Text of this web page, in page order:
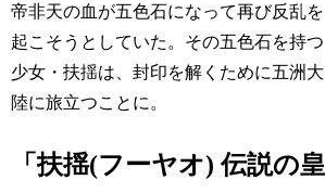
帝非天の血が五色石になって再び反乱を
起こそうとしていた。その五色石を持つ
少女・扶揺は、封印を解くために五洲大
陸に旅立つことに。
「扶揺(フーヤオ) 伝説の皇